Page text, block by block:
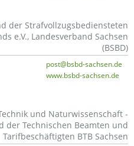
der Strafvollzugsbediensteten
e.V., Landesverband Sachsen
(BSBD)
post@bsbd-sachsen.de
www.bsbd-sachsen.de
und Naturwissenschaft -
der Technischen Beamten und
Tarifbeschäftigten BTB Sachsen